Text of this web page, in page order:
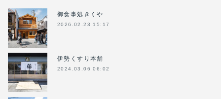
御食事処きくや
2026.02.23 15:17
伊勢くすり本舗
2024.03.06 06:02